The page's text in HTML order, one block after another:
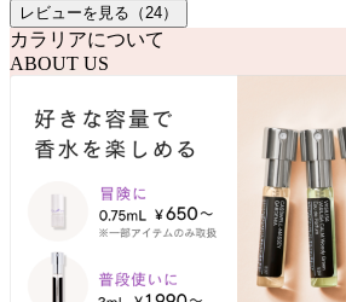
レビューを見る（ 24）
カラリアについて
ABOUT US